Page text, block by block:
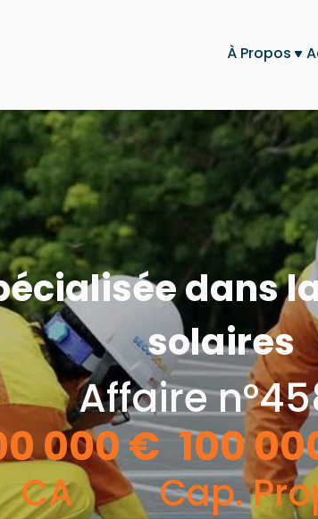
À Propos
dans
solaires
Affaire
000€
CA
100
Cap.